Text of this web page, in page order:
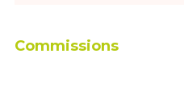
Commissions